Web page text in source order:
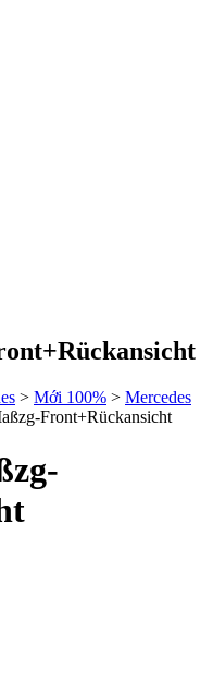
> Mới 100% > Mercedes
Front+Rückansicht